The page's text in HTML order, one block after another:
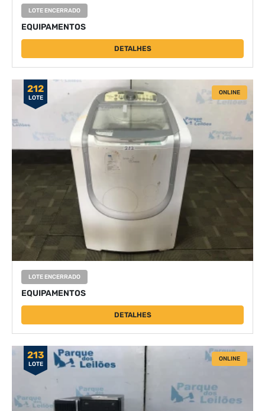
LOTE ENCERRADO
EQUIPAMENTOS
DETALHES
212
LOTE
ONLINE
LOTE ENCERRADO
EQUIPAMENTOS
DETALHES
213
LOTE
ONLINE